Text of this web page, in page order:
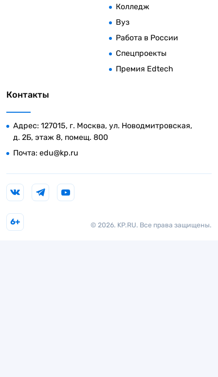
Колледж
Вуз
Работа в России
Спецпроекты
Премия Edtech
Контакты
Адрес: 127015, г. Москва, ул. Новодмитровская,
д. 2Б, этаж 8, помещ. 800
Почта: edu@kp.ru
© 2026. KP.RU. Все права защищены.
6+